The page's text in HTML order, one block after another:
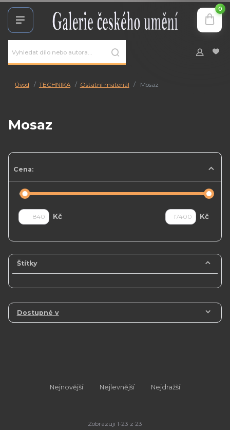
0
Úvod TECHNIKA Ostatní materiál Mosaz
Mosaz
Cena:
Kč Kč
Štítky
Dostupné v
Nejnovější Nejlevnější Nejdražší
Zobrazuji 1-23 z 23